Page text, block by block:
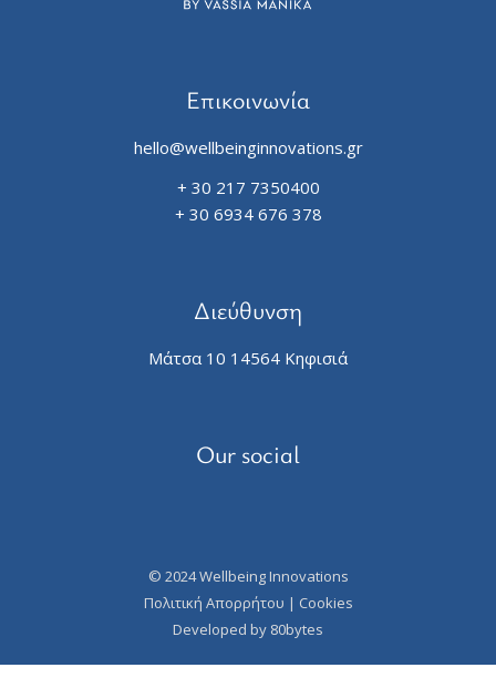
Επικοινωνία
hello@wellbeinginnovations.gr
+ 30 217 7350400
+ 30 6934 676 378
Διεύθυνση
Μάτσα 10 14564 Κηφισιά
Our social
© 2024 Wellbeing Innovations
Πολιτική Απορρήτου | Cookies
Developed by 80bytes